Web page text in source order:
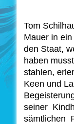
Tom
Mauer in
den Staat,
haben
stahlen,
Keen und
seiner
sämtlichen